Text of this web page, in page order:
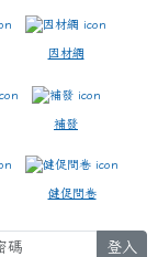
因材網
補發
健促問卷
登入